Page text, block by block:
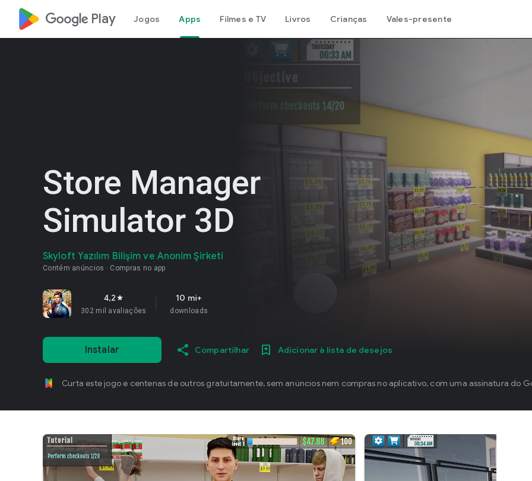
google_logo Play Jogos Apps Filmes e TV Livros Crianças Vales-presente
Store Manager
Simulator 3D
Skyloft Yazılım Bilişim ve Anonim Şirketi
Contém anúncios Compras no app
4,2 star
302 mil avaliações
10 mi+
downloads
Instalar Compartilhar Adicionar à lista de desejos
Curta este jogo e centenas de outros gratuitamente, sem anúncios nem compras no aplicativo, com uma assinatura do